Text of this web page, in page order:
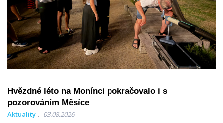
Hvězdné léto na Monínci pokračovalo i s
pozorováním Měsíce
Aktuality 03.08.2026